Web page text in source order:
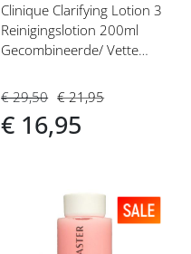
Clinique Clarifying Lotion 3
Reinigingslotion 200ml
Gecombineerde/ Vette
€ 29,50
€ 16,95
€ 21,95